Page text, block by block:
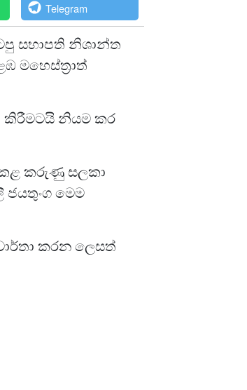
Telegram
සභාපති නිශාන්ත
මහෙස්ත්‍රාත්
කිරීමටයි නියම කර
කරුණු සලකා
ජයතුංග මෙම
කරන ලෙසත්